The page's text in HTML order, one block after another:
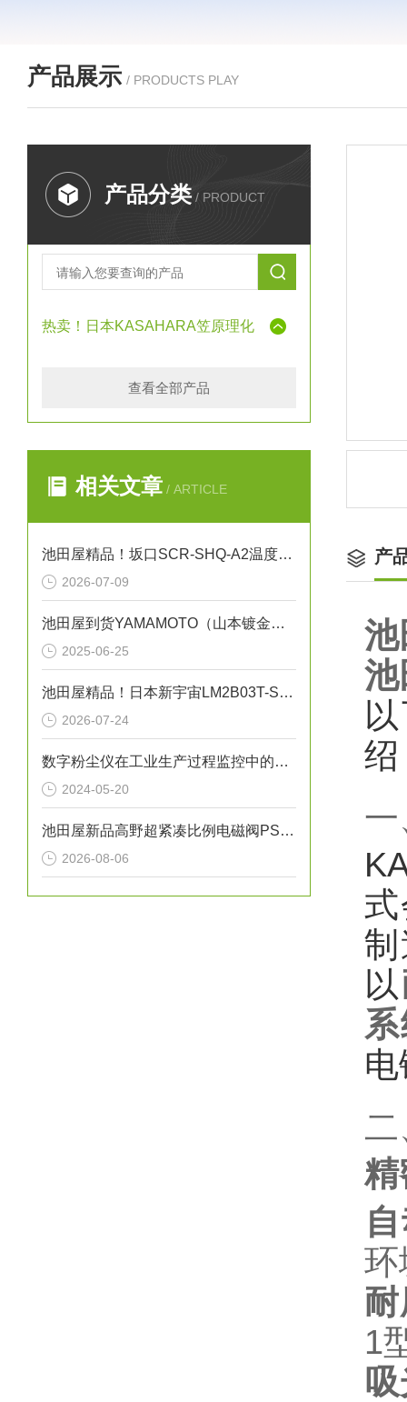
产品展示 / PRODUCTS PLAY
产品分类 / PRODUCT
热卖！日本KASAHARA笠原理化
查看全部产品
相关文章 / ARTICLE
池田屋精品！坂口SCR-SHQ-A2温度控制器技术参数
2026-07-09
池田屋到货YAMAMOTO（山本镀金）B-72WJ
2025-06-25
池田屋精品！日本新宇宙LM2B03T-SBA激光甲烷检测仪
2026-07-24
数字粉尘仪在工业生产过程监控中的应用
2024-05-20
池田屋新品高野超紧凑比例电磁阀PSV-01T-020正式发布
2026-08-06
产
池
绍
以‌
精
环
1